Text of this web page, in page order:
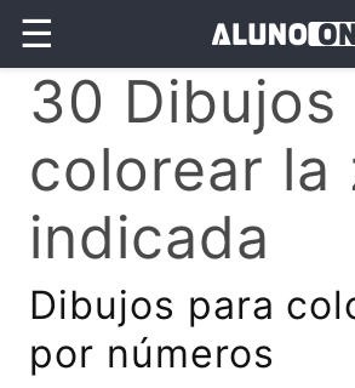
☰
30 Dibujos
colorear la
indicada
Dibujos para
por números